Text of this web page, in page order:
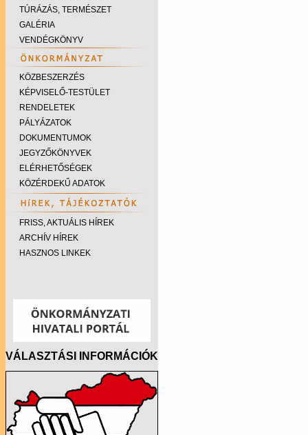
TÚRÁZÁS, TERMÉSZET
GALÉRIA
VENDÉGKÖNYV
KÖZBESZERZÉS
KÉPVISELŐ-TESTÜLET
RENDELETEK
PÁLYÁZATOK
DOKUMENTUMOK
JEGYZŐKÖNYVEK
ELÉRHETŐSÉGEK
KÖZÉRDEKŰ ADATOK
FRISS, AKTUÁLIS HÍREK
ARCHÍV HÍREK
HASZNOS LINKEK
VÁLASZTÁSI INFORMÁCIÓK